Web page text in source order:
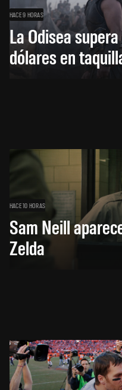
HACE 9 HORAS
La Odisea
dólares en
HACE 10 HORAS
Sam Neill
Zelda